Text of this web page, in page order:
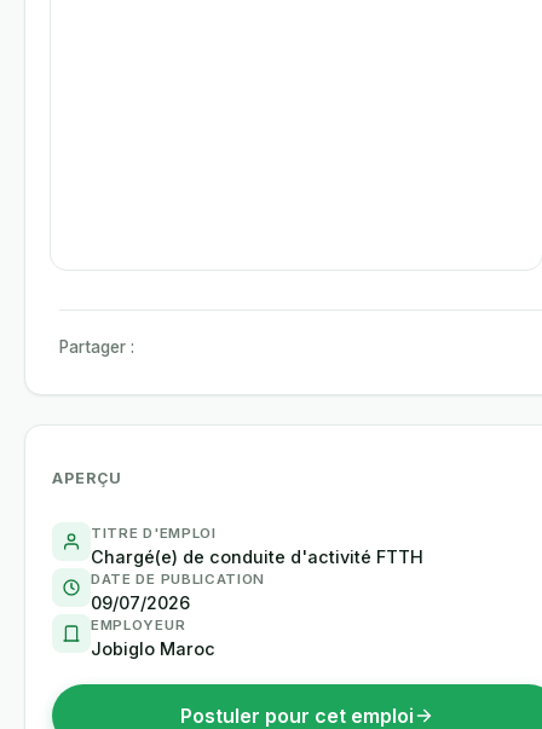
Partager :
APERÇU
TITRE D'EMPLOI
Chargé(e) de conduite d'activité FTTH
DATE DE PUBLICATION
09/07/2026
EMPLOYEUR
Jobiglo Maroc
Postuler pour cet emploi